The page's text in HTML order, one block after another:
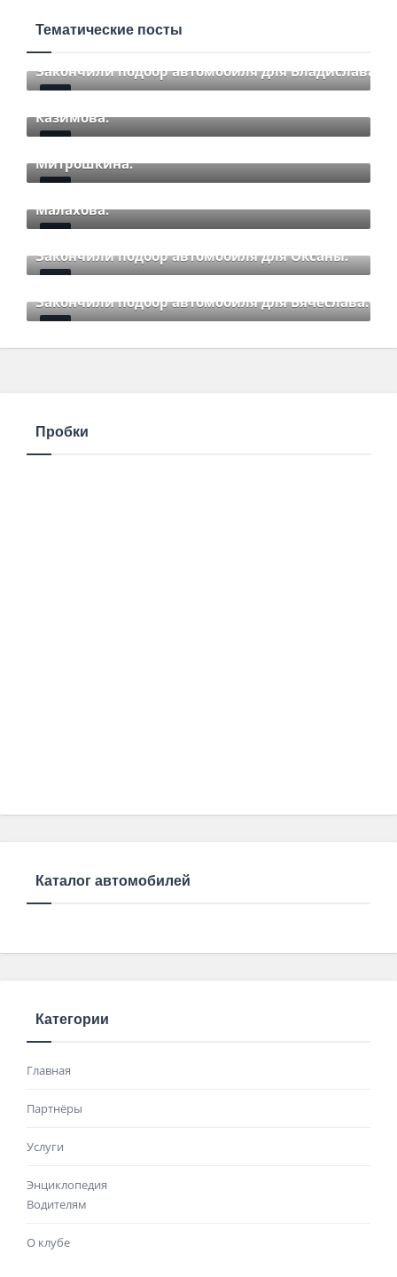
Тематические посты
Закончили подбор автомобиля для Владислава.
Закончили подбор автомобиля для Романа
Казимова.
Закончили подбор автомобиля для Дмитрия
Митрошкина.
Закончили подбор автомобиля для Дмитрия
Малахова.
Закончили подбор автомобиля для Оксаны.
Закончили подбор автомобиля для Вячеслава.
Пробки
Каталог автомобилей
Категории
Главная
Партнёры
Услуги
Энциклопедия
Водителям
О клубе